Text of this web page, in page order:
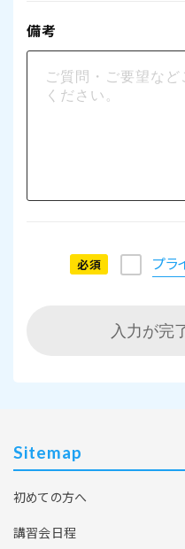
備考
必須 プラ
入力が完
Sitemap
初めての方へ
講習会日程